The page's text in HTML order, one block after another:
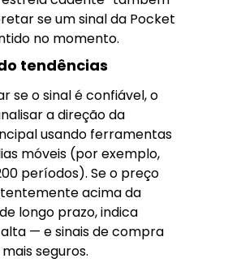
se um sinal da Pocket
no momento.
tendências
se o sinal é confiável, o
a direção da
usando ferramentas
móveis (por exemplo,
períodos). Se o preço
acima da
longo prazo, indica
— e sinais de compra
seguros.